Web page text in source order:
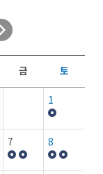
금 토
1
7 8